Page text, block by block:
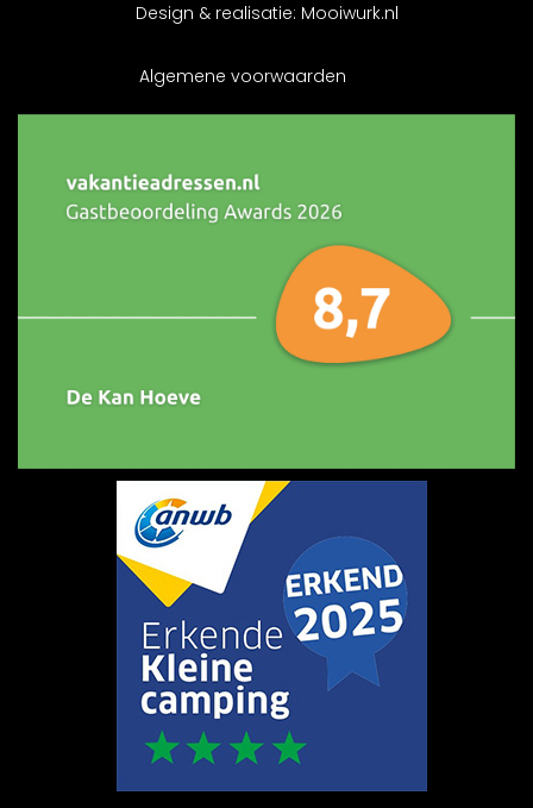
Design & realisatie: Mooiwurk.nl
Algemene voorwaarden